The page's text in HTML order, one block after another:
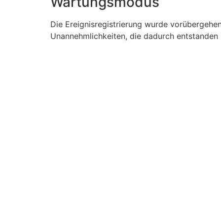
Die Ereignisregistrierung wurde
Unannehmlichkeiten, die dadurch